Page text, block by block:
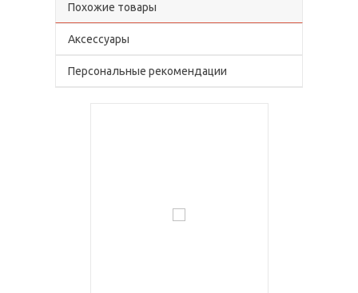
Похожие товары
Аксессуары
Персональные рекомендации